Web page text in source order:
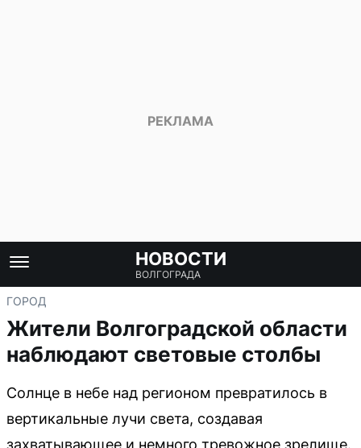
НОВОСТИ
ВОЛГОГРАДА
ГОРОД
Жители Волгоградской области
наблюдают световые столбы
Солнце в небе над регионом превратилось в
вертикальные лучи света, создавая
захватывающее и немного тревожное зрелище.